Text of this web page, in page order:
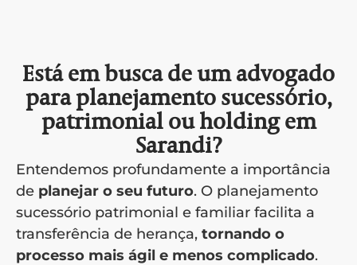
Está em busca de um advogado
para planejamento sucessório,
patrimonial ou holding em
Sarandi?
Entendemos profundamente a importância
de planejar o seu futuro. O planejamento
sucessório patrimonial e familiar facilita a
transferência de herança, tornando o
processo mais ágil e menos complicado.